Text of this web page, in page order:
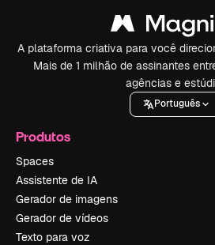
A plataforma criativa para você
Mais de 1 milhão de assinantes
agências e
Português
Produtos
Spaces
Assistente de IA
Gerador de imagens
Gerador de vídeos
Texto para voz